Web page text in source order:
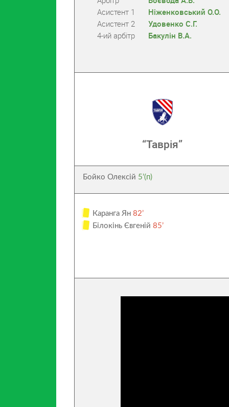
Асистент 1
Ніженковський О.О.
Асистент 2
Удовенко С.Г.
4-ий арбітр
Бакулін В.А.
“Таврія”
Бойко Олексій 5’(п)
Каранга Ян 82’
Білокінь Євгеній 85’